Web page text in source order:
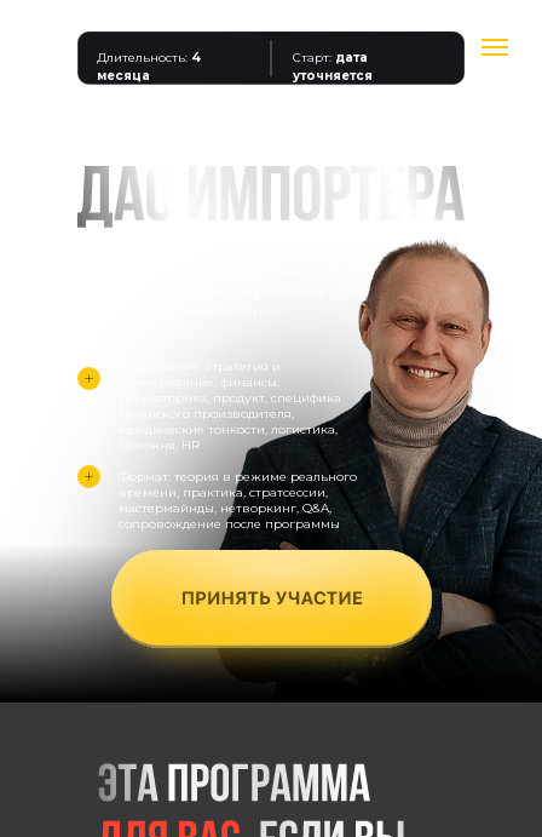
Старт: дата
уточняется
Длительность: 4
месяца
Содержание: стратегия и
планирование, финансы,
регуляторика, продукт, специфика
китайского производителя,
юридические тонкости, логистика,
таможня, HR
Формат: теория в режиме реального
времени, практика, стратсессии,
мастермайнды, нетворкинг, Q&A,
сопровождение после программы